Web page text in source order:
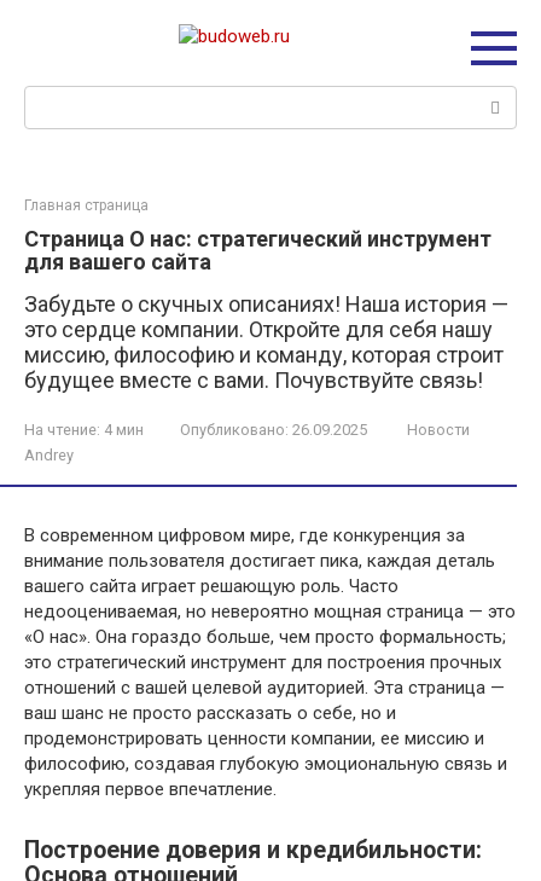
Главная страница
Страница О нас: стратегический инструмент
для вашего сайта
Забудьте о скучных описаниях! Наша история —
это сердце компании. Откройте для себя нашу
миссию, философию и команду, которая строит
будущее вместе с вами. Почувствуйте связь!
На чтение: 4 мин Опубликовано: 26.09.2025
Новости
Andrey
В современном цифровом мире, где конкуренция за
внимание пользователя достигает пика, каждая деталь
вашего сайта играет решающую роль. Часто
недооцениваемая, но невероятно мощная страница — это
«О нас». Она гораздо больше, чем просто формальность;
это стратегический инструмент для построения прочных
отношений с вашей целевой аудиторией. Эта страница —
ваш шанс не просто рассказать о себе, но и
продемонстрировать ценности компании, ее миссию и
философию, создавая глубокую эмоциональную связь и
укрепляя первое впечатление.
Построение доверия и кредибильности: